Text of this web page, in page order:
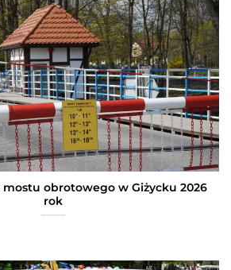
obrotowego w Giżycku 2026
rok